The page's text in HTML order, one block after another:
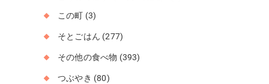
この町 (3)
そとごはん (277)
その他の食べ物 (393)
つぶやき (80)